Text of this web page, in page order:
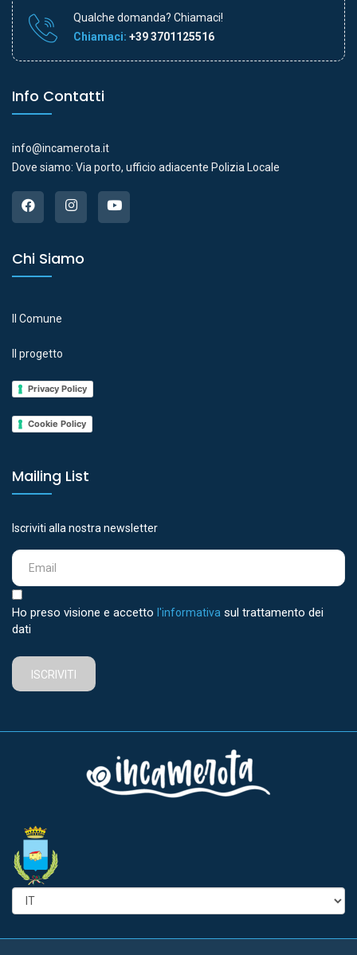
Qualche domanda? Chiamaci!
Chiamaci: +39 3701125516
Info Contatti
info@incamerota.it
Dove siamo: Via porto, ufficio adiacente Polizia Locale
Chi Siamo
Il Comune
Il progetto
Privacy Policy
Cookie Policy
Mailing List
Iscriviti alla nostra newsletter
Ho preso visione e accetto l'informativa sul trattamento dei
dati
ISCRIVITI